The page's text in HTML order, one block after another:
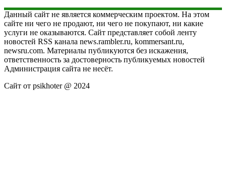
Данный сайт не является коммерческим проектом. На этом
сайте ни чего не продают, ни чего не покупают, ни какие
услуги не оказываются. Сайт представляет собой ленту
новостей RSS канала news.rambler.ru, kommersant.ru,
newsru.com. Материалы публикуются без искажения,
ответственность за достоверность публикуемых новостей
Администрация сайта не несёт.
Сайт от psikhoter @ 2024